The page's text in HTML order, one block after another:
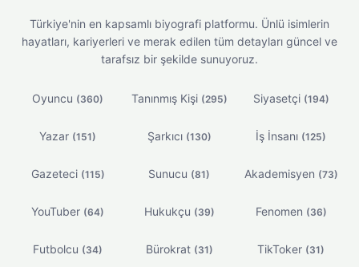
Türkiye'nin en kapsamlı biyografi platformu. Ünlü isimlerin
hayatları, kariyerleri ve merak edilen tüm detayları güncel ve
tarafsız bir şekilde sunuyoruz.
Oyuncu (360) Tanınmış Kişi (295) Siyasetçi (194)
Yazar (151) Şarkıcı (130) İş İnsanı (125)
Gazeteci (115) Sunucu (81) Akademisyen (73)
YouTuber (64) Hukukçu (39) Fenomen (36)
Futbolcu (34) Bürokrat (31) TikToker (31)